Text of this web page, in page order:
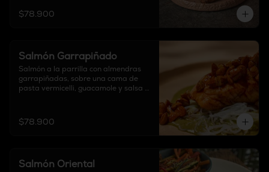
$78.900
Salmón Garrapiñado
Salmón a la parrilla con almendras
garrapiñadas, sobre una cama de
pasta vermicelli, guacamole y salsa
$78.900
Salmón Oriental